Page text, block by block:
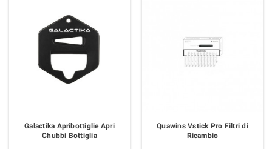
Galactika Apribottiglie Apri
Chubbi Bottiglia
Quawins Vstick Pro Filtri di
Ricambio